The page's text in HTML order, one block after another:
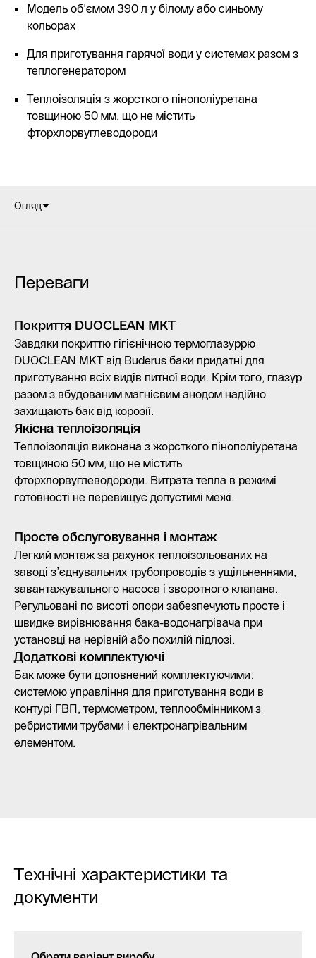
Модель об'ємом 390 л у білому або синьому
кольорах
Для приготування гарячої води у системах разом з
теплогенератором
Теплоізоляція з жорсткого пінополіуретана
товщиною 50 мм, що не містить
фторхлорвуглеводороди
Огляд
Переваги
Покриття DUOCLEAN MKT
Завдяки покриттю гігієнічною термоглазуррю
DUOCLEAN MKT від Buderus баки придатні для
приготування всіх видів питної води. Крім того, глазур
разом з вбудованим магнієвим анодом надійно
захищають бак від корозії.
Якісна теплоізоляція
Теплоізоляція виконана з жорсткого пінополіуретана
товщиною 50 мм, що не містить
фторхлорвуглеводороди. Витрата тепла в режимі
готовності не перевищує допустимі межі.
Просте обслуговування і монтаж
Легкий монтаж за рахунок теплоізольованих на
заводі з’єднувальних трубопроводів з ущільненнями,
завантажувального насоса і зворотного клапана.
Регульовані по висоті опори забезпечують просте і
швидке вирівнювання бака-водонагрівача при
установці на нерівній або похилій підлозі.
Додаткові комплектуючі
Бак може бути доповнений комплектуючими:
системою управління для приготування води в
контурі ГВП, термометром, теплообмінником з
ребристими трубами і електронагрівальним
елементом.
Технічні характеристики та
документи